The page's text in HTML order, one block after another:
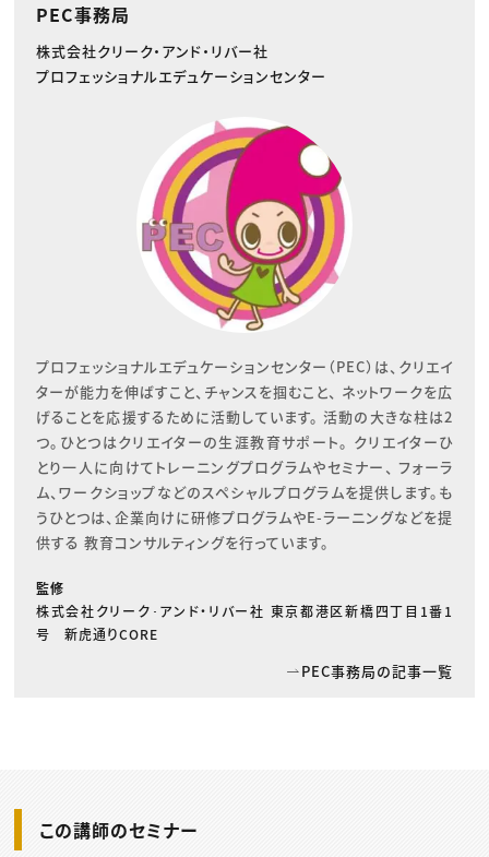
PEC事務局
株式会社クリーク・アンド・リバー社
プロフェッショナルエデュケーションセンター
プロフェッショナルエデュケーションセンター（PEC）は、クリエイ
ターが能力を伸ばすこと、チャンスを掴むこと、 ネットワークを広
げることを応援するために活動しています。 活動の大きな柱は2
つ。ひとつはクリエイターの生涯教育サポート。 クリエイターひ
とり一人に向けてトレーニングプログラムやセミナー、 フォーラ
ム、ワークショップなどのスペシャルプログラムを提供します。も
うひとつは、企業向けに研修プログラムやE-ラーニングなどを提
供する 教育コンサルティングを行っています。
監修
株式会社クリーク･アンド・リバー社 東京都港区新橋四丁目1番1
号 新虎通りCORE
PEC事務局の記事一覧
この講師のセミナー